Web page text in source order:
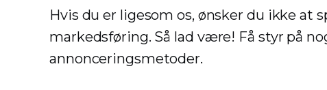
Hvis du er ligesom os, ønsker du ikke
markedsføring. Så lad være! Få styr på
annonceringsmetoder.